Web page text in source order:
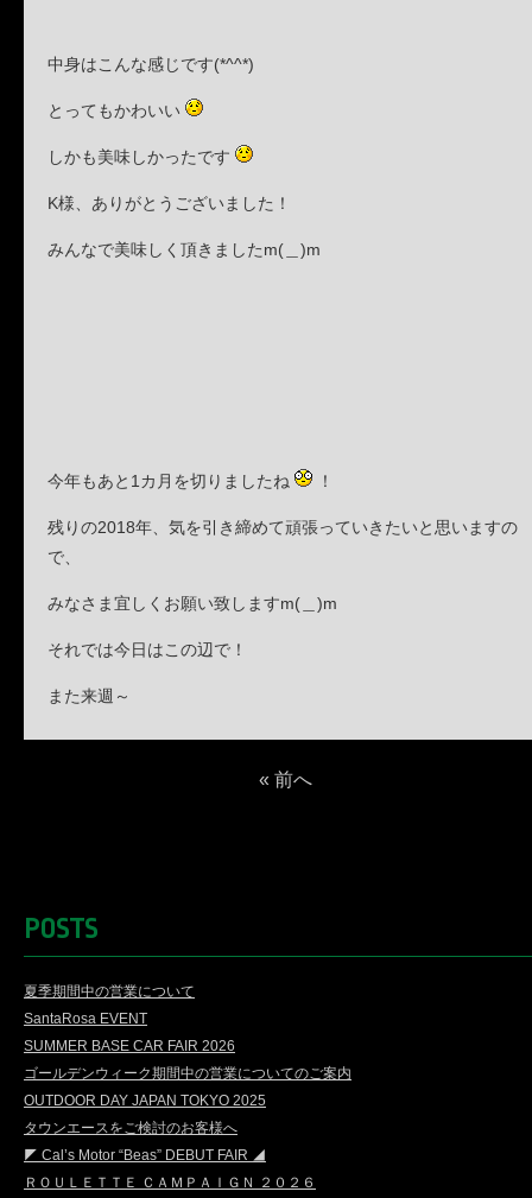
中身はこんな感じです(*^^*)
とってもかわいい
しかも美味しかったです
K様、ありがとうございました！
みんなで美味しく頂きましたm(＿)m
今年もあと1カ月を切りましたね ！
残りの2018年、気を引き締めて頑張っていきたいと思いますの
で、
みなさま宜しくお願い致しますm(＿)m
それでは今日はこの辺で！
また来週～
« 前へ
POSTS
夏季期間中の営業について
SantaRosa EVENT
SUMMER BASE CAR FAIR 2026
ゴールデンウィーク期間中の営業についてのご案内
OUTDOOR DAY JAPAN TOKYO 2025
タウンエースをご検討のお客様へ
◤ Cal’s Motor “Beas” DEBUT FAIR ◢
ＲＯＵＬＥＴＴＥ ＣＡＭＰＡＩＧＮ ２０２６